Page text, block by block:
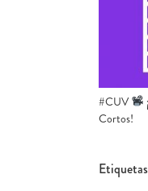
#CUV ​
Cortos!
Etiquetas